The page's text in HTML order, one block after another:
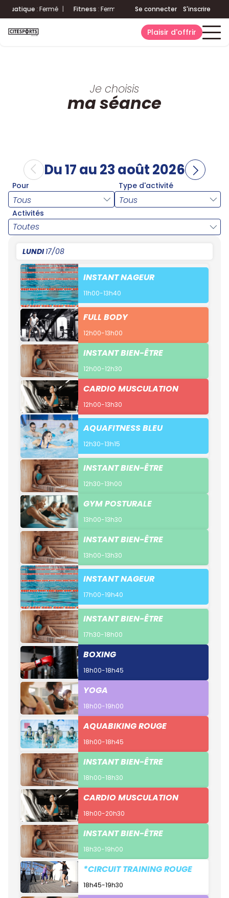
:Fermé | Fitness:Fermé | Accueil :Fermé Aquatique:
Se connecter S'inscrire
Plaisir d'offrir
Je choisis
ma séance
Du 17 au 23 août 2026
Pour Type d'activité
Activités
Toutes
LUNDI17/08
INSTANT NAGEUR
11h00-13h40
FULL BODY
12h00-13h00
INSTANT BIEN-ÊTRE
12h00-12h30
CARDIO MUSCULATION
12h00-13h30
AQUAFITNESS BLEU
12h30-13h15
INSTANT BIEN-ÊTRE
12h30-13h00
GYM POSTURALE
13h00-13h30
INSTANT BIEN-ÊTRE
13h00-13h30
INSTANT NAGEUR
17h00-19h40
INSTANT BIEN-ÊTRE
17h30-18h00
BOXING
18h00-18h45
YOGA
18h00-19h00
AQUABIKING ROUGE
18h00-18h45
INSTANT BIEN-ÊTRE
18h00-18h30
CARDIO MUSCULATION
18h00-20h30
INSTANT BIEN-ÊTRE
18h30-19h00
*CIRCUIT TRAINING ROUGE
18h45-19h30